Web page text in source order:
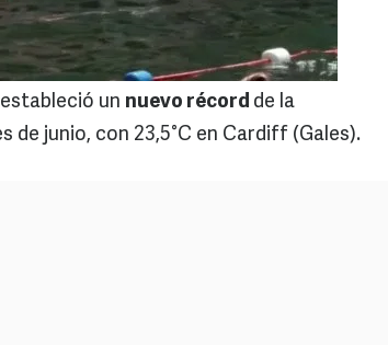
un nuevo récord de la
de junio, con 23,5°C en Cardiff (Gales).